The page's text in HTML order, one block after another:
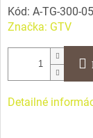
Kód: A-TG-300-05
Značka: GTV
Detailné